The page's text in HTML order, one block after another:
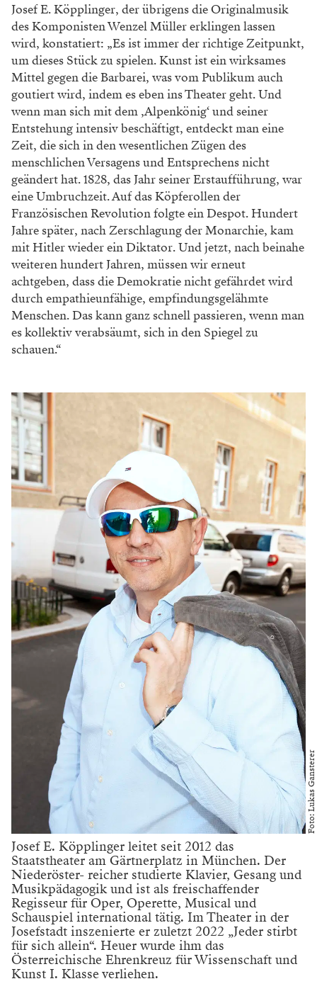
Josef E. Köpplinger, der übrigens die Originalmusik
des Komponisten Wenzel Müller erklingen lassen
wird, konstatiert: „Es ist immer der richtige Zeitpunkt,
um dieses Stück zu spielen. Kunst ist ein wirksames
Mittel gegen die Barbarei, was vom Publikum auch
goutiert wird, indem es eben ins Theater geht. Und
wenn man sich mit dem ‚Alpenkönig‘ und seiner
Entstehung intensiv beschäftigt, entdeckt man eine
Zeit, die sich in den wesentlichen Zügen des
menschlichen Versagens und Entsprechens nicht
geändert hat. 1828, das Jahr seiner Erstaufführung, war
eine Umbruchzeit. Auf das Köpferollen der
Französischen Revolution folgte ein Despot. Hundert
Jahre später, nach Zerschlagung der Monarchie, kam
mit Hitler wieder ein Diktator. Und jetzt, nach beinahe
weiteren hundert Jahren, müssen wir erneut
achtgeben, dass die Demokratie nicht gefährdet wird
durch empathieunfähige, empfindungsgelähmte
Menschen. Das kann ganz schnell passieren, wenn man
es kollektiv verabsäumt, sich in den Spiegel zu
schauen.“
Foto: Lukas Gansterer
Josef E. Köpplinger leitet seit 2012 das
Staatstheater am Gärtnerplatz in München. Der
Niederöster- reicher studierte Klavier, Gesang und
Musikpädagogik und ist als freischaffender
Regisseur für Oper, Operette, Musical und
Schauspiel international tätig. Im Theater in der
Josefstadt inszenierte er zuletzt 2022 „Jeder stirbt
für sich allein“. Heuer wurde ihm das
Österreichische Ehrenkreuz für Wissenschaft und
Kunst I. Klasse verliehen.